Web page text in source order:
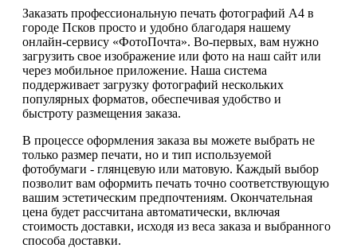
Заказать профессиональную печать фотографий А4 в
городе Псков просто и удобно благодаря нашему
онлайн-сервису «ФотоПочта». Во-первых, вам нужно
загрузить свое изображение или фото на наш сайт или
через мобильное приложение. Наша система
поддерживает загрузку фотографий нескольких
популярных форматов, обеспечивая удобство и
быстроту размещения заказа.
В процессе оформления заказа вы можете выбрать не
только размер печати, но и тип используемой
фотобумаги - глянцевую или матовую. Каждый выбор
позволит вам оформить печать точно соответствующую
вашим эстетическим предпочтениям. Окончательная
цена будет рассчитана автоматически, включая
стоимость доставки, исходя из веса заказа и выбранного
способа доставки.